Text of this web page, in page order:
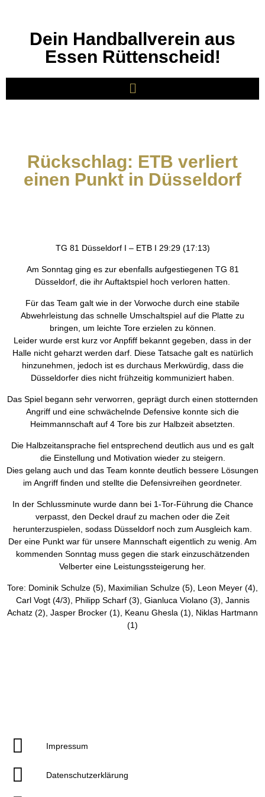
Dein Handballverein aus
Essen Rüttenscheid!
Rückschlag: ETB verliert
einen Punkt in Düsseldorf
TG 81 Düsseldorf I – ETB I 29:29 (17:13)
Am Sonntag ging es zur ebenfalls aufgestiegenen TG 81
Düsseldorf, die ihr Auftaktspiel hoch verloren hatten.
Für das Team galt wie in der Vorwoche durch eine stabile
Abwehrleistung das schnelle Umschaltspiel auf die Platte zu
bringen, um leichte Tore erzielen zu können.
Leider wurde erst kurz vor Anpfiff bekannt gegeben, dass in der
Halle nicht geharzt werden darf. Diese Tatsache galt es natürlich
hinzunehmen, jedoch ist es durchaus Merkwürdig, dass die
Düsseldorfer dies nicht frühzeitig kommuniziert haben.
Das Spiel begann sehr verworren, geprägt durch einen stotternden
Angriff und eine schwächelnde Defensive konnte sich die
Heimmannschaft auf 4 Tore bis zur Halbzeit absetzten.
Die Halbzeitansprache fiel entsprechend deutlich aus und es galt
die Einstellung und Motivation wieder zu steigern.
Dies gelang auch und das Team konnte deutlich bessere Lösungen
im Angriff finden und stellte die Defensivreihen geordneter.
In der Schlussminute wurde dann bei 1-Tor-Führung die Chance
verpasst, den Deckel drauf zu machen oder die Zeit
herunterzuspielen, sodass Düsseldorf noch zum Ausgleich kam.
Der eine Punkt war für unsere Mannschaft eigentlich zu wenig. Am
kommenden Sonntag muss gegen die stark einzuschätzenden
Velberter eine Leistungssteigerung her.
Tore: Dominik Schulze (5), Maximilian Schulze (5), Leon Meyer (4),
Carl Vogt (4/3), Philipp Scharf (3), Gianluca Violano (3), Jannis
Achatz (2), Jasper Brocker (1), Keanu Ghesla (1), Niklas Hartmann
(1)
Impressum
Datenschutzerklärung